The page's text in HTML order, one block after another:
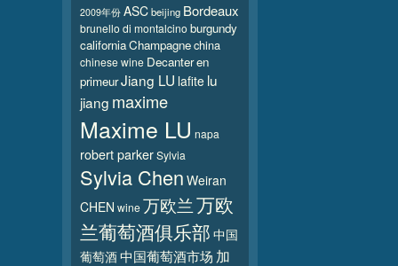
2009年份 ASCbeijing Bordeaux
brunello di montalcinoburgundy
californiaChampagnechina
chinese wine Decanteren
primeurJiang LU lafite lu
jiang maxime
Maxime LU napa
robert parkerSylvia
Sylvia Chen Weiran
CHEN wine万欧兰万欧
兰葡萄酒俱乐部中国
葡萄酒中国葡萄酒市场 加